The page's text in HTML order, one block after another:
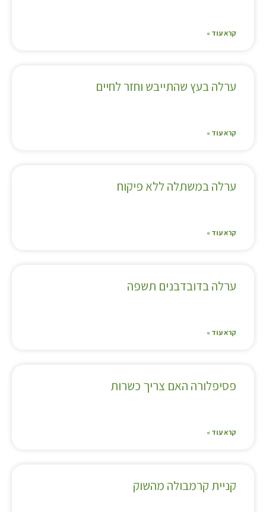
קרא עוד »
ערלה בעץ שהתייבש וחזר לחיים
קרא עוד »
ערלה במשתלה ללא פיקוח
קרא עוד »
ערלה בדובדבנים תשפה
קרא עוד »
פסיפלורה האם צריך כשרות
קרא עוד »
קניית קרמבולה מהשוק